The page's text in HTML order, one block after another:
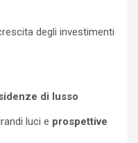
degli investimenti
di lusso
luci e prospettive